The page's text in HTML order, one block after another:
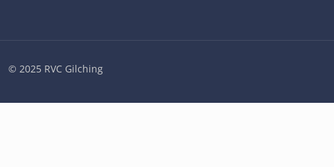
© 2025 RVC Gilching